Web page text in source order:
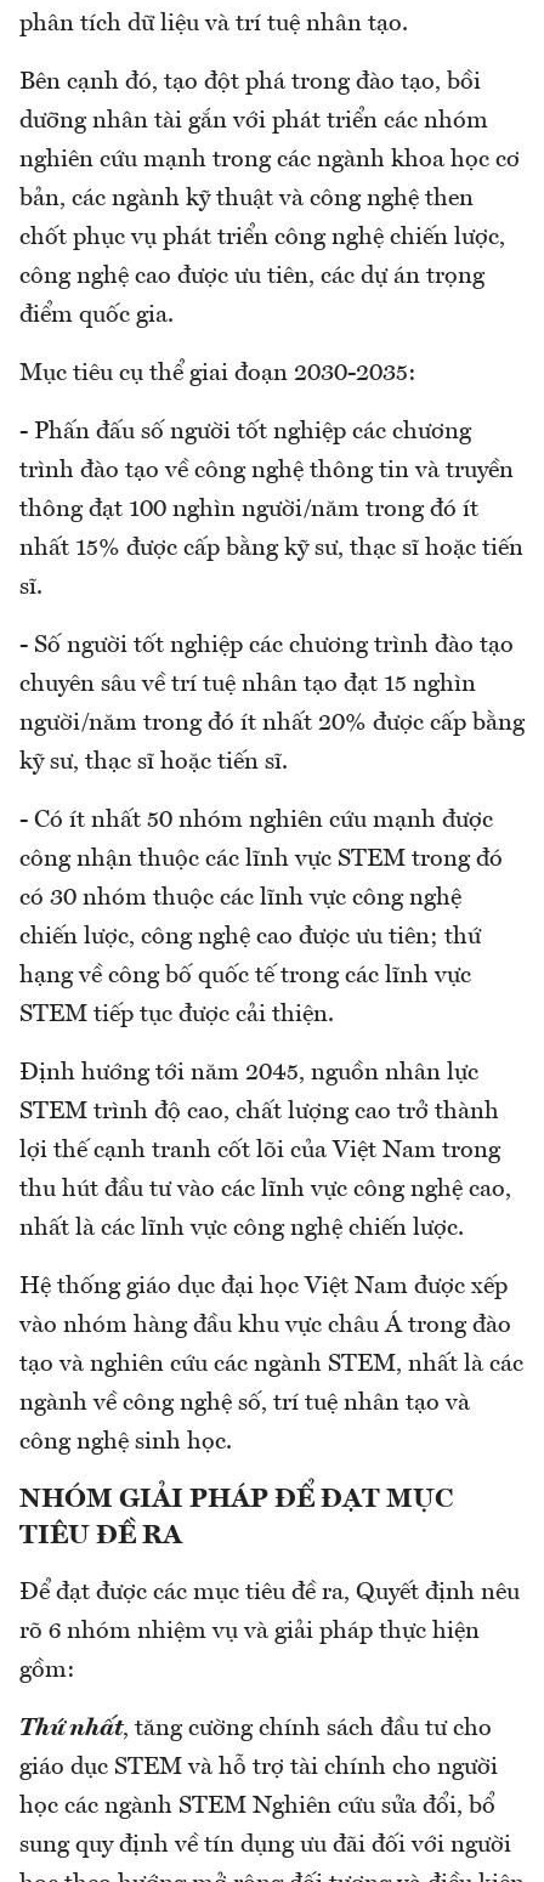
phân tích dữ liệu và trí tuệ nhân tạo.
Bên cạnh đó, tạo đột phá trong đào tạo, bồi
dưỡng nhân tài gắn với phát triển các nhóm
nghiên cứu mạnh trong các ngành khoa học cơ
bản, các ngành kỹ thuật và công nghệ then
chốt phục vụ phát triển công nghệ chiến lược,
công nghệ cao được ưu tiên, các dự án trọng
điểm quốc gia.
Mục tiêu cụ thể giai đoạn 2030-2035:
- Phấn đấu số người tốt nghiệp các chương
trình đào tạo về công nghệ thông tin và truyền
thông đạt 100 nghìn người/năm trong đó ít
nhất 15% được cấp bằng kỹ sư, thạc sĩ hoặc tiến
sĩ.
- Số người tốt nghiệp các chương trình đào tạo
chuyên sâu về trí tuệ nhân tạo đạt 15 nghìn
người/năm trong đó ít nhất 20% được cấp bằng
kỹ sư, thạc sĩ hoặc tiến sĩ.
- Có ít nhất 50 nhóm nghiên cứu mạnh được
công nhận thuộc các lĩnh vực STEM trong đó
có 30 nhóm thuộc các lĩnh vực công nghệ
chiến lược, công nghệ cao được ưu tiên; thứ
hạng về công bố quốc tế trong các lĩnh vực
STEM tiếp tục được cải thiện.
Định hướng tới năm 2045, nguồn nhân lực
STEM trình độ cao, chất lượng cao trở thành
lợi thế cạnh tranh cốt lõi của Việt Nam trong
thu hút đầu tư vào các lĩnh vực công nghệ cao,
nhất là các lĩnh vực công nghệ chiến lược.
Hệ thống giáo dục đại học Việt Nam được xếp
vào nhóm hàng đầu khu vực châu Á trong đào
tạo và nghiên cứu các ngành STEM, nhất là các
ngành về công nghệ số, trí tuệ nhân tạo và
công nghệ sinh học.
NHÓM GIẢI PHÁP ĐỂ ĐẠT MỤC
TIÊU ĐỀ RA
Để đạt được các mục tiêu đề ra, Quyết định nêu
rõ 6 nhóm nhiệm vụ và giải pháp thực hiện
gồm:
Thứ nhất, tăng cường chính sách đầu tư cho
giáo dục STEM và hỗ trợ tài chính cho người
học các ngành STEM Nghiên cứu sửa đổi, bổ
sung quy định về tín dụng ưu đãi đối với người